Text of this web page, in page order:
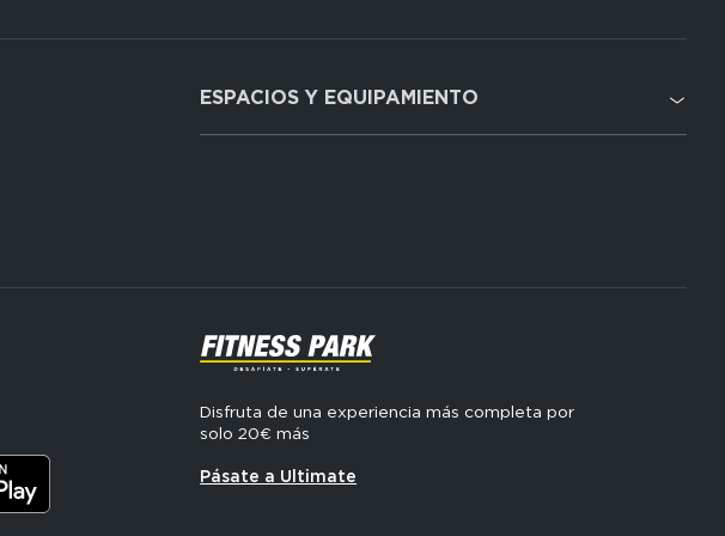
Domain
menu
ESPACIOS Y EQUIPAMIENTO
SVG
Disfruta de una experiencia más completa por
solo 20€ más
Pásate a Ultimate